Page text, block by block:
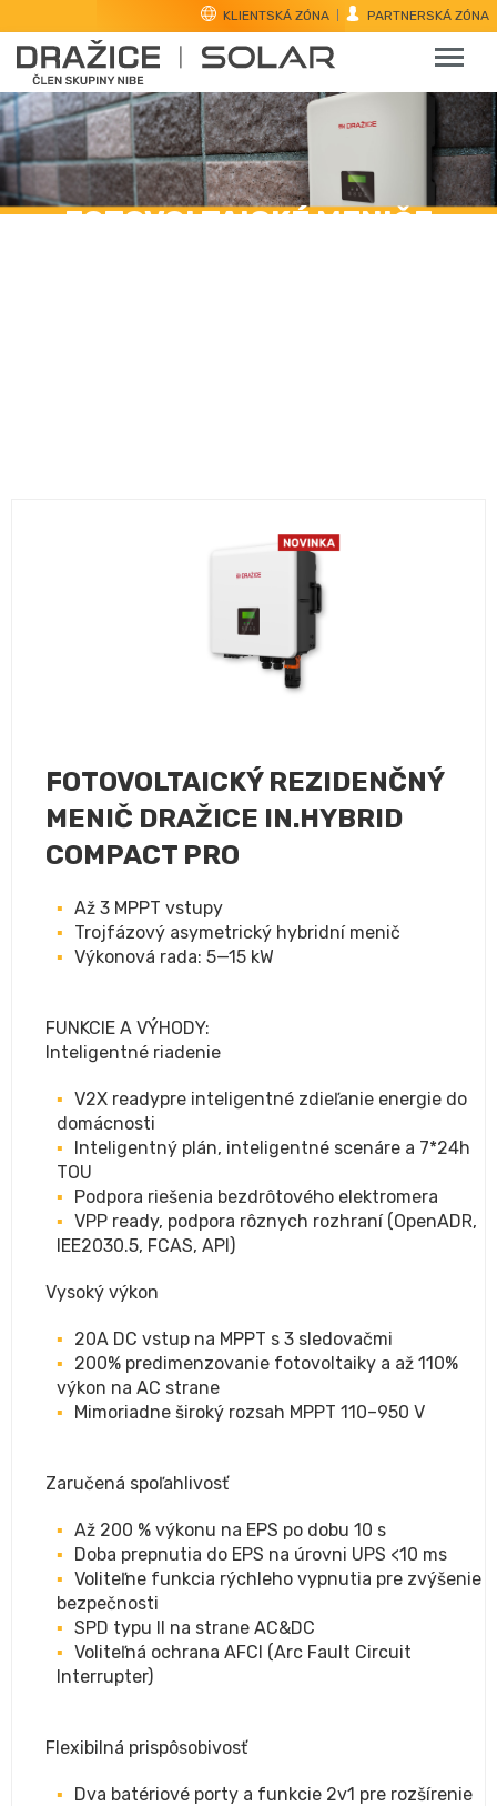
KLIENTSKÁ ZÓNA PARTNERSKÁ ZÓNA
FOTOVOLTAICKÉ MENIČE
FOTOVOLTAICKÝ REZIDENČNÝ
MENIČ DRAŽICE IN.HYBRID
COMPACT PRO
Až 3 MPPT vstupy
Trojfázový asymetrický hybridní menič
Výkonová rada: 5—15 kW
FUNKCIE A VÝHODY:
Inteligentné riadenie
V2X readypre inteligentné zdieľanie energie do
domácnosti
Inteligentný plán, inteligentné scenáre a 7*24h
TOU
Podpora riešenia bezdrôtového elektromera
VPP ready, podpora rôznych rozhraní (OpenADR,
IEE2030.5, FCAS, API)
Vysoký výkon
20A DC vstup na MPPT s 3 sledovačmi
200% predimenzovanie fotovoltaiky a až 110%
výkon na AC strane
Mimoriadne široký rozsah MPPT 110–950 V
Zaručená spoľahlivosť
Až 200 % výkonu na EPS po dobu 10 s
Doba prepnutia do EPS na úrovni UPS <10 ms
Voliteľne funkcia rýchleho vypnutia pre zvýšenie
bezpečnosti
SPD typu II na strane AC&DC
Voliteľná ochrana AFCI (Arc Fault Circuit
Interrupter)
Flexibilná prispôsobivosť
Dva batériové porty a funkcie 2v1 pre rozšírenie